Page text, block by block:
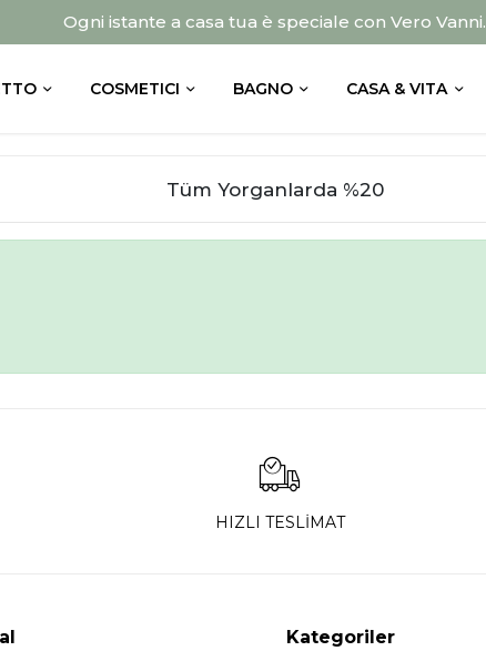
Ogni istante a casa tua è speciale con Vero Vanni.
COSMETICI BAGNO CASA & VITA
Tüm Yorganlarda %20
HIZLI TESLİMAT
Kategoriler